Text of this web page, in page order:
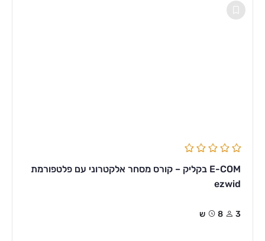
E-COM בקליק – קורס מסחר אלקטרוני עם פלטפורמת
ezwid
3 8ש